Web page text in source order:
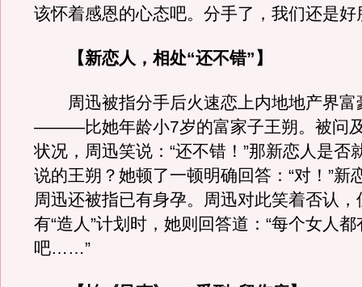
该怀着感恩的心态吧。分手了，我们还是好
【新恋人，相处“还不错”】
周迅被指分手后火速恋上内地地产界富
———比她年龄小7岁的富家子王朔。被问
状况，周迅笑说：“还不错！”那新恋人是否
说的王朔？她顿了一顿明确回答：“对！”新
周迅还被指已有身孕。周迅对此笑着否认
有“造人”计划时，她则回答道：“每个女人
吧……”